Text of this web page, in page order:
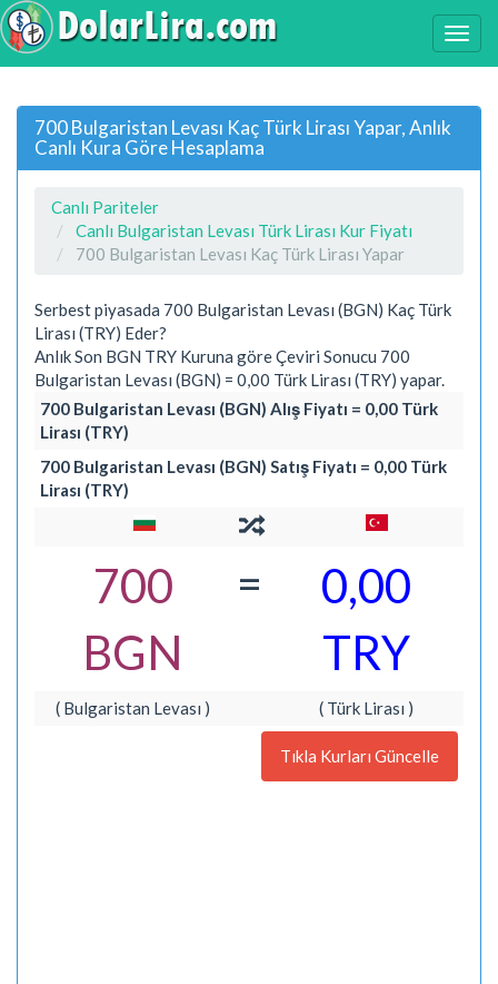
700 Bulgaristan Levası Kaç Türk Lirası Yapar, Anlık
Canlı Kura Göre Hesaplama
Canlı Pariteler
Canlı Bulgaristan Levası Türk Lirası Kur Fiyatı
700 Bulgaristan Levası Kaç Türk Lirası Yapar
Serbest piyasada 700 Bulgaristan Levası (BGN) Kaç Türk
Lirası (TRY) Eder?
Anlık Son BGN TRY Kuruna göre Çeviri Sonucu 700
Bulgaristan Levası (BGN) = 0,00 Türk Lirası (TRY) yapar.
700 Bulgaristan Levası (BGN) Alış Fiyatı = 0,00 Türk
Lirası (TRY)
700 Bulgaristan Levası (BGN) Satış Fiyatı = 0,00 Türk
Lirası (TRY)
700
BGN
=
0,00
TRY
( Bulgaristan Levası ) ( Türk Lirası )
Tıkla Kurları Güncelle